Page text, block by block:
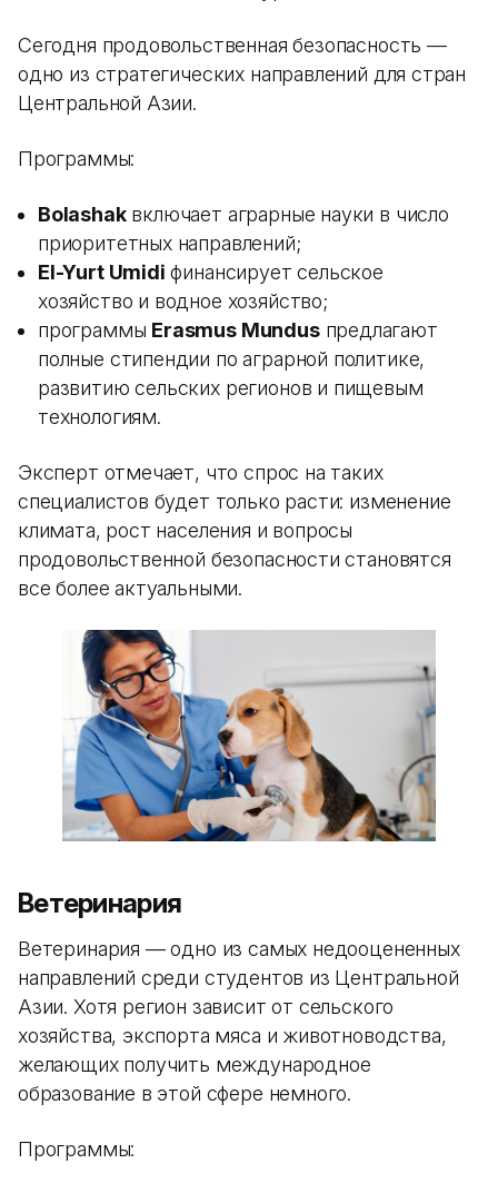
Сегодня продовольственная безопасность —
одно из стратегических направлений для стран
Центральной Азии.
Программы:
Bolashakвключает аграрные науки в число
приоритетных направлений;
El-Yurt Umidi финансирует сельское
хозяйство и водное хозяйство;
программы Erasmus Mundusпредлагают
полные стипендии по аграрной политике,
развитию сельских регионов и пищевым
технологиям.
Эксперт отмечает, что спрос на таких
специалистов будет только расти: изменение
климата, рост населения и вопросы
продовольственной безопасности становятся
все более актуальными.
Ветеринария
Ветеринария — одно из самых недооцененных
направлений среди студентов из Центральной
Азии. Хотя регион зависит от сельского
хозяйства, экспорта мяса и животноводства,
желающих получить международное
образование в этой сфере немного.
Программы: